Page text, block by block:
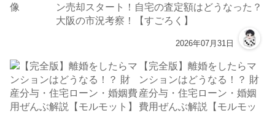
ン売却スタート！自宅の査定額はどうなった？
大阪の市況考察！【すごろく】
2026年07月31日
【完全版】離婚をしたらマ
ンションはどうなる！？ 財
産分与・住宅ローン・婚姻
費用ぜんぶ解説【モルモッ